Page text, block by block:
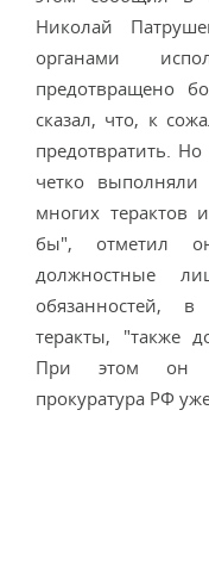
Николай
органами
предотвращено
сказал, что, к
предотвратить.
четко
многих терактов
бы", отметил
должностные
обязанностей,
теракты, "также
При этом он
прокуратура РФ